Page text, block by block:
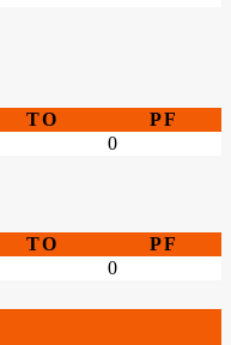
TO
PF
0
TO
PF
0